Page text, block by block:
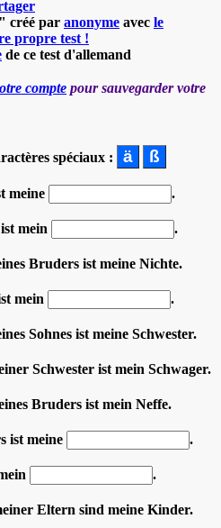
créé par anonyme avec le
propre test !
de ce test d'allemand
compte pour sauvegarder votre
spéciaux :
meine .
mein .
Bruders ist meine Nichte.
mein .
Sohnes ist meine Schwester.
Schwester ist mein Schwager.
Bruders ist mein Neffe.
ist meine .
.
Eltern sind meine Kinder.